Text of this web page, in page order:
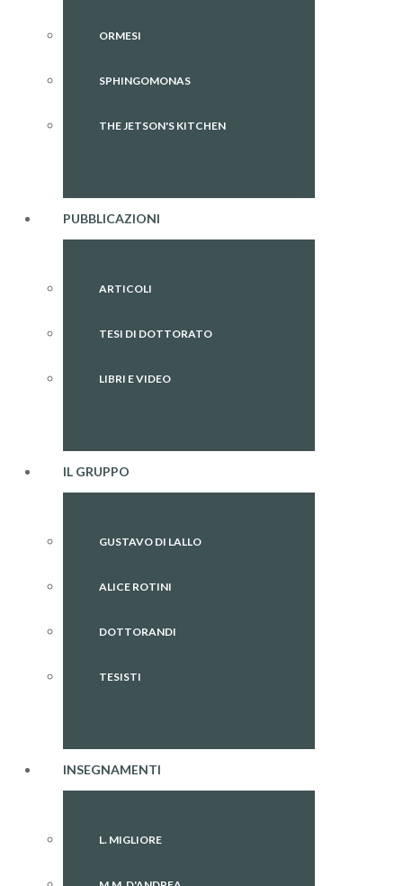
ORMESI
SPHINGOMONAS
THE JETSON'S KITCHEN
PUBBLICAZIONI
ARTICOLI
TESI DI DOTTORATO
LIBRI E VIDEO
IL GRUPPO
GUSTAVO DI LALLO
ALICE ROTINI
DOTTORANDI
TESISTI
INSEGNAMENTI
L. MIGLIORE